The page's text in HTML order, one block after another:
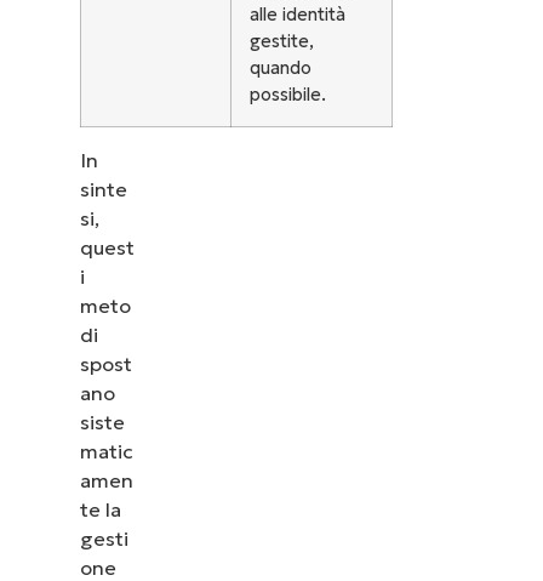
alle identità
gestite,
quando
possibile.
In
sinte
si,
quest
i
meto
di
spost
ano
siste
matic
amen
te la
gesti
one